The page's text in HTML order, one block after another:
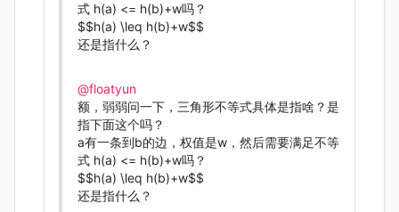
式 h(a) <= h(b)+w吗？
$$h(a) \leq h(b)+w$$
还是指什么？
@floatyun
额，弱弱问一下，三角形不等式具体是指啥？是
指下面这个吗？
a有一条到b的边，权值是w，然后需要满足不等
式 h(a) <= h(b)+w吗？
$$h(a) \leq h(b)+w$$
还是指什么？